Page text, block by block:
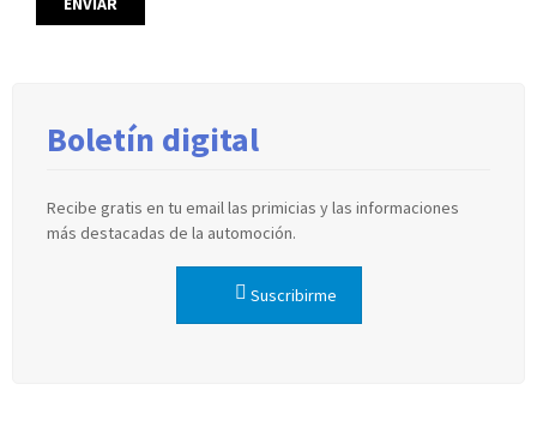
Boletín digital
Recibe gratis en tu email las primicias y las informaciones
más destacadas de la automoción.
Suscribirme